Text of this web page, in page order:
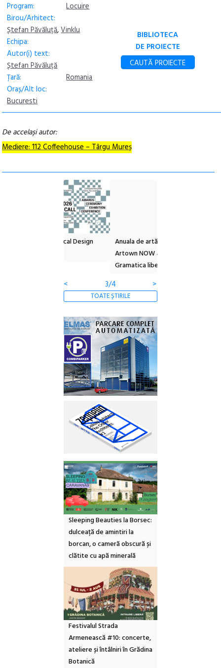
Program:
Locuire
Birou/Arhitect:
Ștefan Păvăluță,Vinklu
Echipa:
Autor(i) text:
Ștefan Păvăluță
Țară:
Romania
Oraș/Alt loc:
Bucuresti
BIBLIOTECA
DE PROIECTE
CAUTĂ PROIECTE
De accelași autor:
Mediere: 112 Coffeehouse – Târgu Mureș
Anuala de artă urbană
Artown NOW #5:
Gramatica libertății
<
3/4 >
TOATE ȘTIRILE
Sleeping Beauties la Borsec:
dulceață de amintiri la
borcan, o cameră obscură și
clătite cu apă minerală
Festivalul Strada
Armenească #10: concerte,
ateliere și întâlniri în Grădina
Botanică